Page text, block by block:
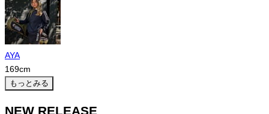
AYA
169cm
もっとみる
NEW RELEASE